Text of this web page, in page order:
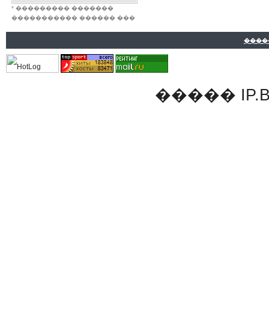
* ��������� �������
����������� ������ ���
�����